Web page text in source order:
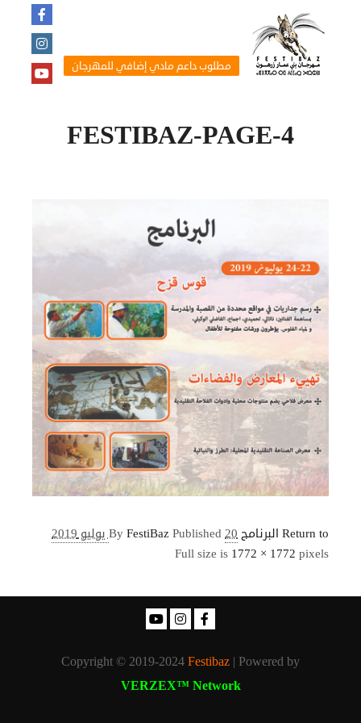
مطلوب داعم مادي إضافي للمهرجان
FESTIBAZ-PAGE-4
Return to البرنامج ByFestiBazPublished 20 يوليو 2019
Full size is 1772 × 1772 pixels
Copyright © 2019-2024Festibaz | Powered by
VERZEX™ Network